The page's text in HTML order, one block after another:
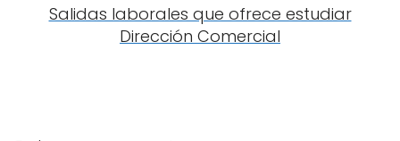
Salidas laborales que ofrece estudiar
Dirección Comercial